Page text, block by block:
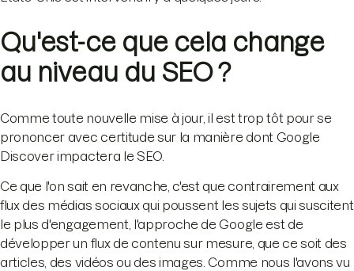
Qu'est-ce que cela change
au niveau du SEO ?
Comme toute nouvelle mise à jour, il est trop tôt pour se
prononcer avec certitude sur la manière dont Google
Discover impactera le SEO.
Ce que l'on sait en revanche, c'est que contrairement aux
flux des médias sociaux qui poussent les sujets qui suscitent
le plus d'engagement, l'approche de Google est de
développer un flux de contenu sur mesure, que ce soit des
articles, des vidéos ou des images. Comme nous l'avons vu